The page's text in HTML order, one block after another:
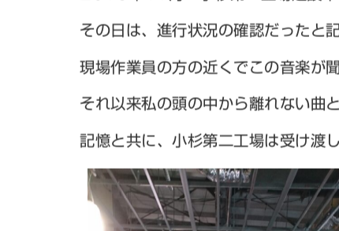
その日は、進行状況の確認だったと
現場作業員の方の近くでこの音楽が
それ以来私の頭の中から離れない曲
記憶と共に、小杉第二工場は受け渡